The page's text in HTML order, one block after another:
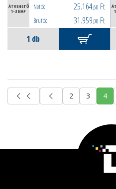
ÁTVEHETŐ
1-3 NAP
Nettó: 25.164,60 Ft
Bruttó: 31.959,00 Ft
2 3 4